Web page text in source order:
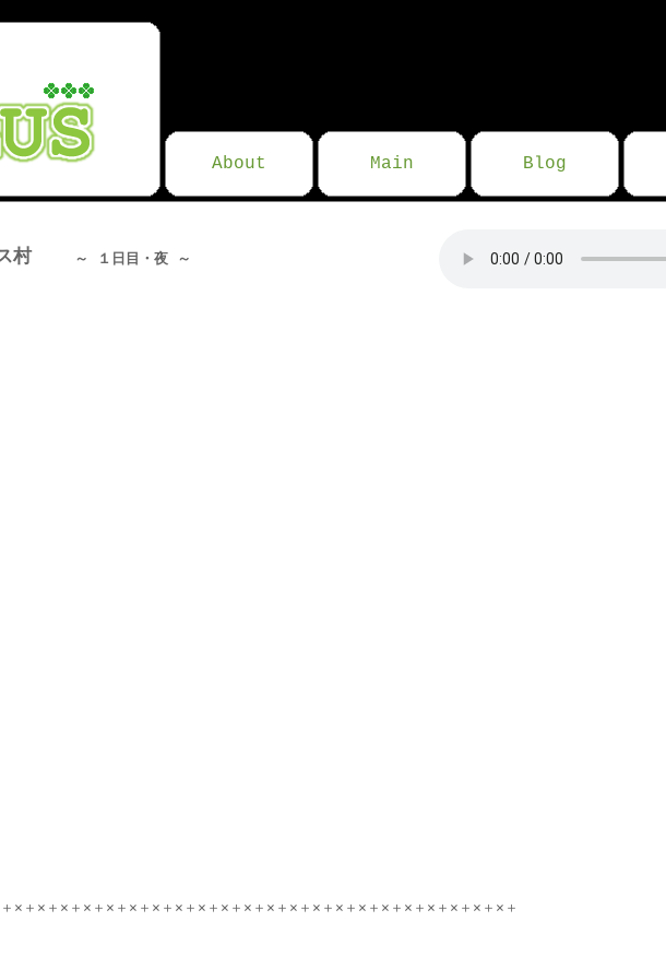
About Main Blog
村 ～ １日目・夜 ～
×＋×＋×＋×＋×＋×＋×＋×＋×＋×＋×＋×＋×＋×＋×＋×＋×＋×＋×＋×＋×＋×＋